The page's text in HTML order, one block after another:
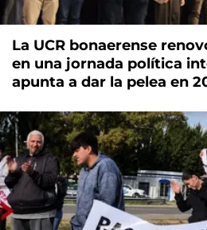
La UCR bonaerense
en una jornada política
apunta a dar la pelea en